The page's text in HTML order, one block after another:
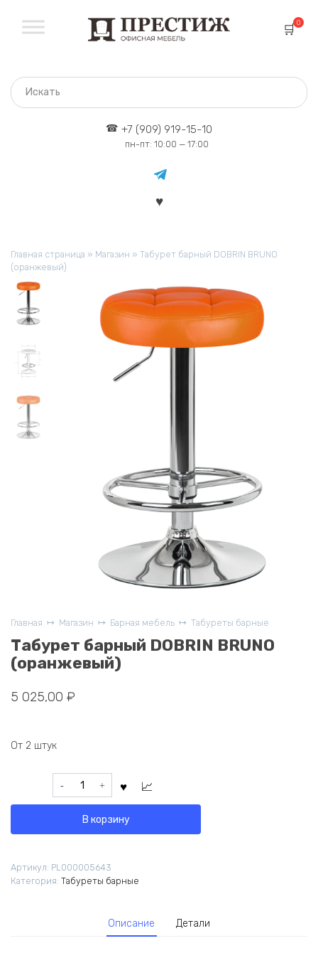
содержанию
0
+7 (909) 919-15-10
пн-пт: 10:00 — 17:00
Главная страница » Магазин » Табурет барный DOBRIN BRUNO
(оранжевый)
Главная Магазин Барная мебель Табуреты барные
Табурет барный DOBRIN BRUNO
(оранжевый)
5 025,00 ₽
От 2 штук
Количество
товара
барный
(оранжевый)
В корзину
Артикул: PL000005643
Категория: Табуреты барные
Описание Детали